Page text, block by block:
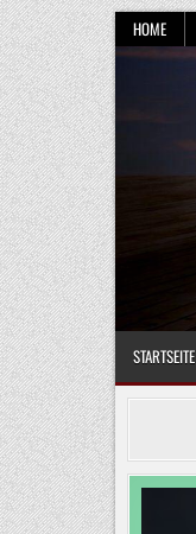
Skip
to
content
HOME
STARTSEITE